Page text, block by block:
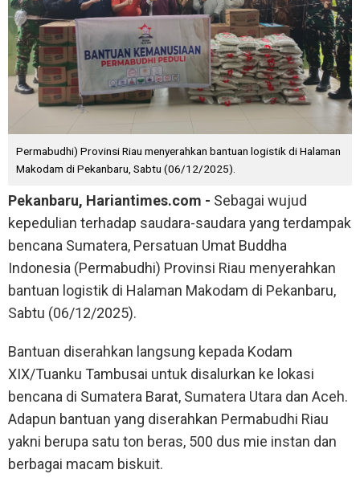
Permabudhi) Provinsi Riau menyerahkan bantuan logistik di Halaman
Makodam di Pekanbaru, Sabtu (06/12/2025).
Pekanbaru, Hariantimes.com - Sebagai wujud
kepedulian terhadap saudara-saudara yang terdampak
bencana Sumatera, Persatuan Umat Buddha
Indonesia (Permabudhi) Provinsi Riau menyerahkan
bantuan logistik di Halaman Makodam di Pekanbaru,
Sabtu (06/12/2025).
Bantuan diserahkan langsung kepada Kodam
XIX/Tuanku Tambusai untuk disalurkan ke lokasi
bencana di Sumatera Barat, Sumatera Utara dan Aceh.
Adapun bantuan yang diserahkan Permabudhi Riau
yakni berupa satu ton beras, 500 dus mie instan dan
berbagai macam biskuit.